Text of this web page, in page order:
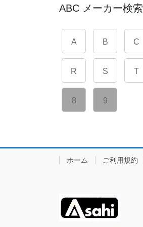
ABC メーカー検索
A B C
R S T
8 9
ホーム ご利用規約